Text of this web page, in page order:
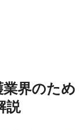
業界のため
説